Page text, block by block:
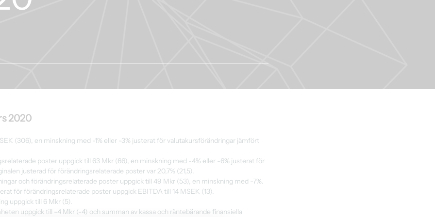
2020
(306), en minskning med -1% eller -3% justerat för valutakursförändringar jämfört
poster uppgick till 63 Mkr (66), en minskning med -4% eller -6% justerat för
justerad för förändringsrelaterade poster var 20,7% (21,5).
och förändringsrelaterade poster uppgick till 49 Mkr (53), en minskning med -7%.
för förändringsrelaterade poster uppgick EBITDA till 14 MSEK (13).
uppgick till 6 Mkr (5).
uppgick till -4 Mkr (-4) och summan av kassa och räntebärande finansiella